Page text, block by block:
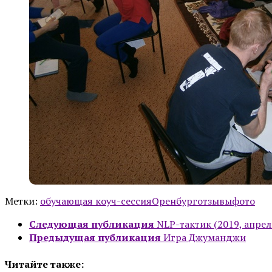
Метки: обучающая коуч-сессияОренбурготзывыфото
Следующая публикация NLP-тактик (2019,
Предыдущая публикация Игра Джуманджи
Читайте также: